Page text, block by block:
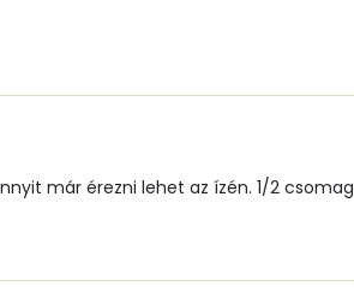
61 mg
már érezni lehet az ízén. 1/2 csomag